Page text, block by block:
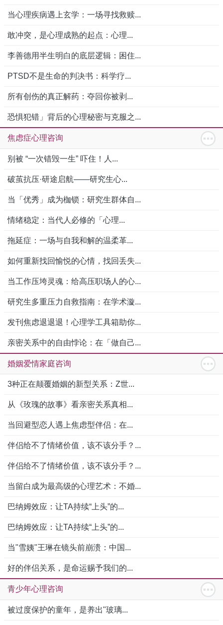
当心理疾病遇上玄学：一场寻找救赎...
敢冲突，是心理成熟的起点：心理...
李善德用半生明白的底层逻辑：困住...
PTSD不是生命的判决书：科学疗...
所有创伤的真正解药：夺回你被剥...
恐惧犯错」背后的心理秘密与克服之...
焦虑症心理咨询
别被 “一次错毁一生” 吓住！人...
破茧抗压·研途启航——研究生心...
当「优秀」成为枷锁：研究生群体自...
情绪稳定：当代人必修的「心理...
拖延症：一场与自我和解的温柔革...
如何重新找回愉悦的心情，找回丢失...
当工作压垮灵魂：给高压职场人的心...
研究生多重压力自救指南：在学术漩...
发刊焦虑退退退！心理学工具箱助你...
亲密关系中的自由悖论：在「做自己...
婚姻爱情家庭咨询
3种正在颠覆婚姻的新型关系：Z世...
从《玫瑰的故事》看亲密关系真相...
当回避型恋人遇上焦虑型伴侣：在...
伴侣给不了情绪价值，该不该分手？...
伴侣给不了情绪价值，该不该分手？...
当留白成为最高级的心理艺术：不婚...
巴纳姆效应：让TA持续“上头”的...
巴纳姆效应：让TA持续“上头”的...
当"雪姨"王琳在镜头前崩溃：中国...
好的伴侣关系，是命运赐予我们的...
青少年心理咨询
被过度保护的童年，是养出"玻璃...